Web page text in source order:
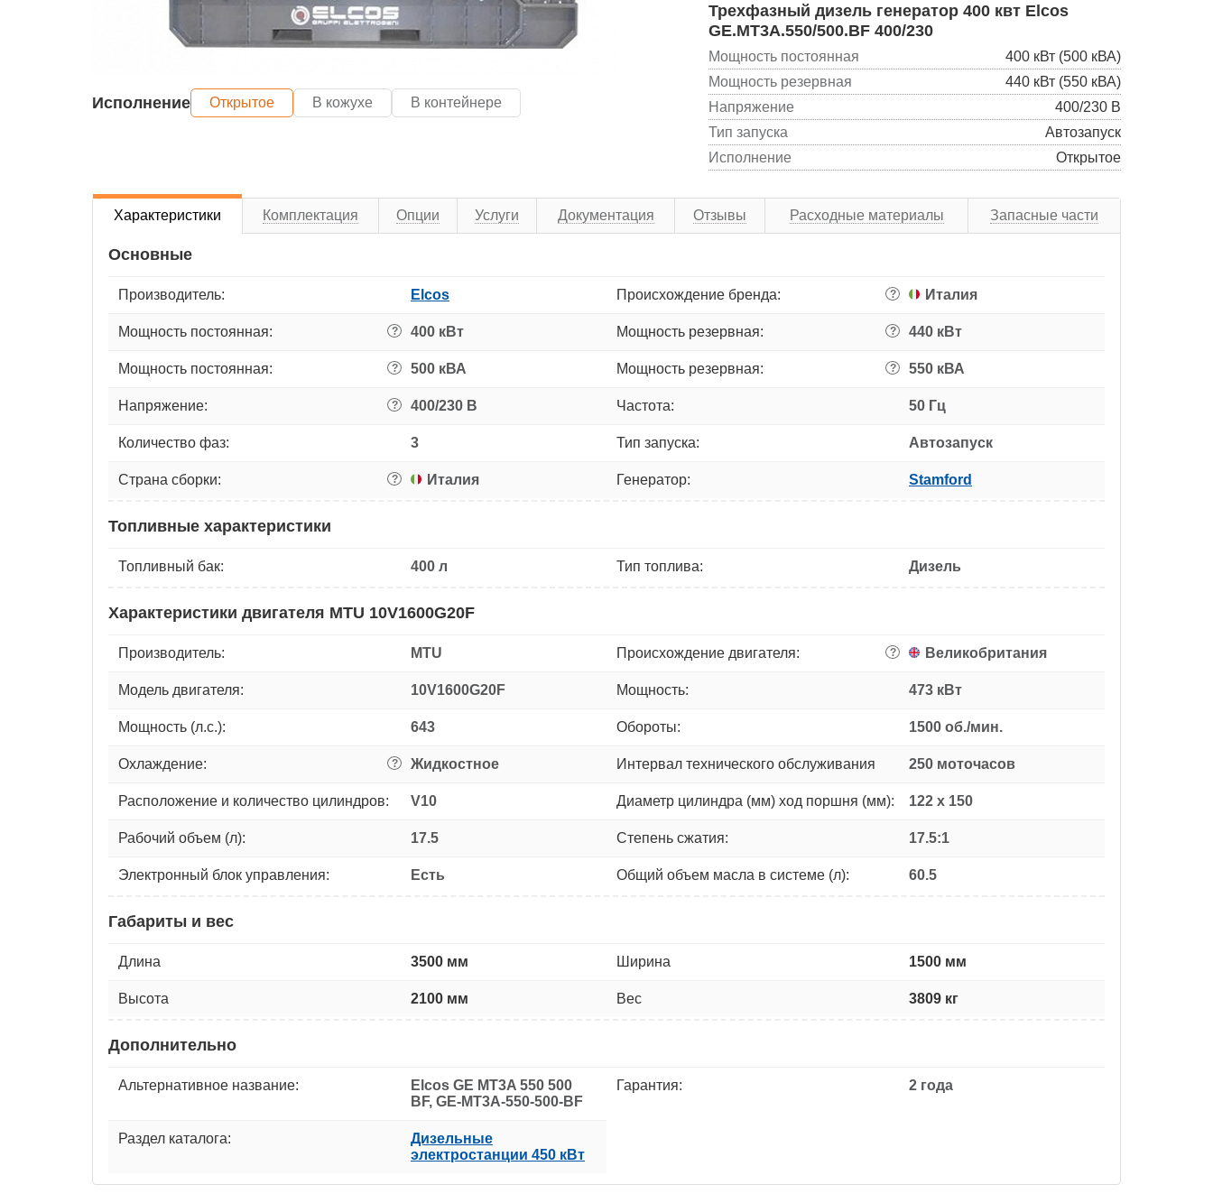
Исполнение Открытое В кожухе В контейнере
Трехфазный дизель генератор 400 квт Elcos
GE.MT3A.550/500.BF 400/230
Мощность постоянная
400 кВт (500 кВА)
Мощность резервная
440 кВт (550 кВА)
Напряжение
400/230 В
Тип запуска
Автозапуск
Исполнение
Открытое
Характеристики Комплектация Опции Услуги Документация Отзывы Расходные материалы Запасные части
Основные
Производитель: Elcos Происхождение бренда: ? Италия
Мощность постоянная: ? 400 кВт Мощность резервная: ? 440 кВт
Мощность постоянная: ? 500 кВА Мощность резервная: ? 550 кВА
Напряжение: ? 400/230 В Частота: 50 Гц
Количество фаз: 3 Тип запуска: Автозапуск
Страна сборки: ? Италия Генератор: Stamford
Топливные характеристики
Топливный бак: 400 л Тип топлива: Дизель
Характеристики двигателя MTU 10V1600G20F
Производитель: MTU Происхождение двигателя: ? Великобритания
Модель двигателя: 10V1600G20F Мощность: 473 кВт
Мощность (л.с.): 643 Обороты: 1500 об./мин.
Охлаждение: ? Жидкостное Интервал технического обслуживания 250 моточасов
Расположение и количество цилиндров: V10 Диаметр цилиндра (мм) ход поршня (мм): 122 x 150
Рабочий объем (л): 17.5 Степень сжатия: 17.5:1
Электронный блок управления: Есть Общий объем масла в системе (л): 60.5
Габариты и вес
Длина 3500 мм Ширина 1500 мм
Высота 2100 мм Вес 3809 кг
Дополнительно
Альтернативное название:
Elcos GE MT3A 550 500
BF, GE-MT3A-550-500-BF
Гарантия: 2 года
Раздел каталога:
Дизельные
электростанции 450 кВт